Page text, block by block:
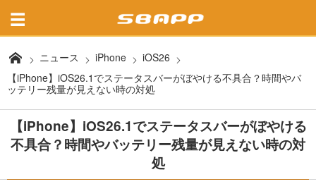
ニュース iPhone
iOS26
【iPhone】iOS26.1でステータスバーがぼやける不具合？時間やバ
ッテリー残量が見えない時の対処
【iPhone】iOS26.1でステータスバーがぼやける
不具合？時間やバッテリー残量が見えない時の対
処